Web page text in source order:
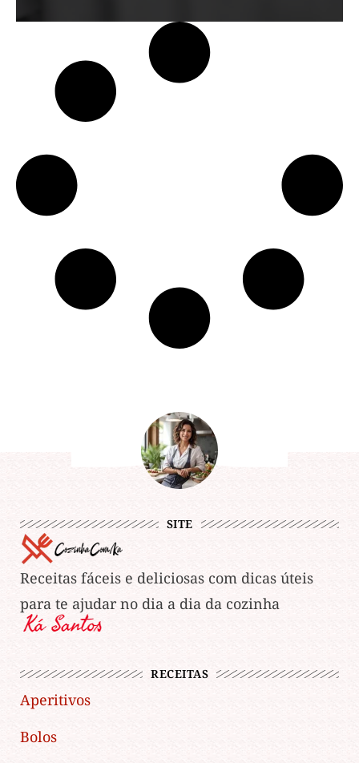
SITE
Receitas fáceis e deliciosas com dicas úteis
para te ajudar no dia a dia da cozinha
RECEITAS
Aperitivos
Bolos